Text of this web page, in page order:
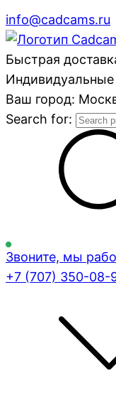
info@cadcams.ru
Быстрая
Ваш город:
Search for:
Звоните, мы
+7 (707) 350-08-